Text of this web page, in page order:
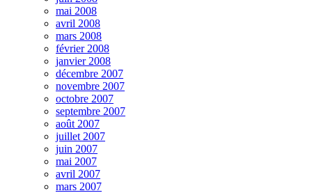
mai 2008
avril 2008
mars 2008
février 2008
janvier 2008
décembre 2007
novembre 2007
octobre 2007
septembre 2007
août 2007
juillet 2007
juin 2007
mai 2007
avril 2007
mars 2007